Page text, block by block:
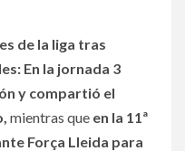
de la liga tras
En la jornada 3
y compartió el
mientras que en la 11ª
Força Lleida para